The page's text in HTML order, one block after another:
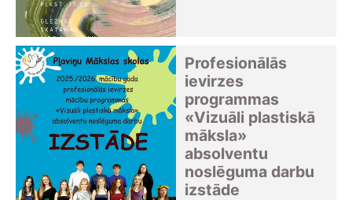
Profesionālās
ievirzes
programmas
«Vizuāli plastiskā
māksla»
absolventu
noslēguma darbu
izstāde